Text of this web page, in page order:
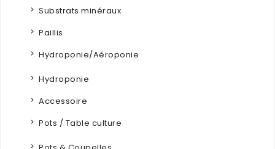
Substrats minéraux
Paillis
Hydroponie/Aéroponie
Hydroponie
Accessoire
Pots / Table culture